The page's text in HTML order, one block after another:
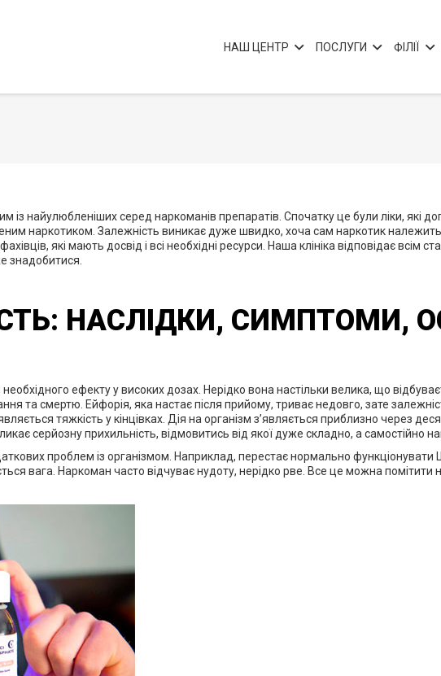
НАШ ЦЕНТР ПОСЛУГИ ФІЛІЇ
із найулюбленіших серед наркоманів препаратів. Спочатку це були ліки, які
наркотиком. Залежність виникає дуже швидко, хоча сам наркотик належить
які мають досвід і всі необхідні ресурси. Наша клініка відповідає всім
знадобитися.
НАСЛІДКИ, СИМПТОМИ,
ефекту у високих дозах. Нерідко вона настільки велика, що
та смертю. Ейфорія, яка настає після прийому, триває недовго, зате
тяжкість у кінцівках. Дія на організм з’являється приблизно через
серйозну прихильність, відмовитись від якої дуже складно, а самостійно
проблем із організмом. Наприклад, перестає нормально функціонувати
вага. Наркоман часто відчуває нудоту, нерідко рве. Все це можна